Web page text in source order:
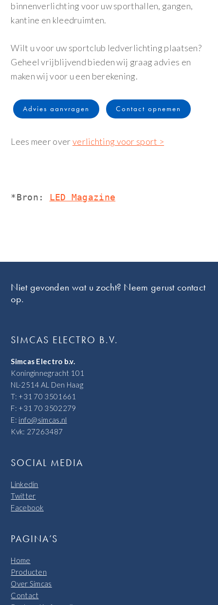
binnenverlichting voor uw sporthallen, gangen,
kantine en kleedruimten.
Wilt u voor uw sportclub ledverlichting plaatsen?
Geheel vrijblijvend bieden wij graag advies en
maken wij voor u een berekening.
Advies aanvragen Contact opnemen
Lees meer oververlichting voor sport >
*Bron: LED Magazine
Niet gevonden wat u zocht? Neem gerust contact
op.
SIMCAS ELECTRO B.V.
Simcas Electro b.v.
Koninginnegracht 101
NL-2514 AL Den Haag
T: +31 70 3501661
F: +31 70 3502279
E: info@simcas.nl
Kvk: 27263487
SOCIAL MEDIA
Linkedin
Twitter
Facebook
PAGINA’S
Home
Producten
Over Simcas
Contact